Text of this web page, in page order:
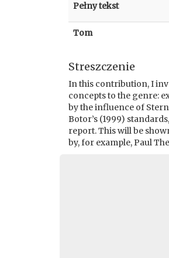
Pełny tekst
Tom
Streszczenie
In this contribution, I
concepts to the genre:
by the influence of
Botor’s (1999)
report. This will be
by, for example, Paul